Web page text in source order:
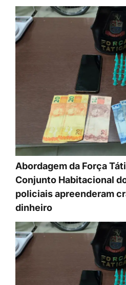
Abordagem da Força
Conjunto Habitacional
policiais apreenderam
dinheiro